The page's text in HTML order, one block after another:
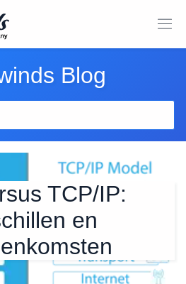
Blog
TCP/IP:
en